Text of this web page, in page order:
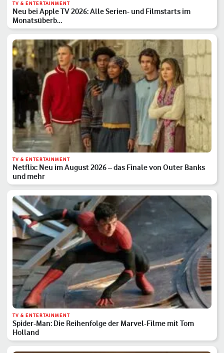
TV & ENTERTAINMENT
Neu bei Apple TV 2026: Alle Serien- und Filmstarts im
Monatsüberb…
TV & ENTERTAINMENT
Netflix: Neu im August 2026 – das Finale von Outer Banks
und mehr
TV & ENTERTAINMENT
Spider-Man: Die Reihenfolge der Marvel-Filme mit Tom
Holland